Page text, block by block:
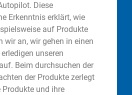
Diese
Erkenntnis erklärt, wie
auf Produkte
wir an, wir gehen in einen
unseren
Beim durchsuchen der
der Produkte zerlegt
und ihre